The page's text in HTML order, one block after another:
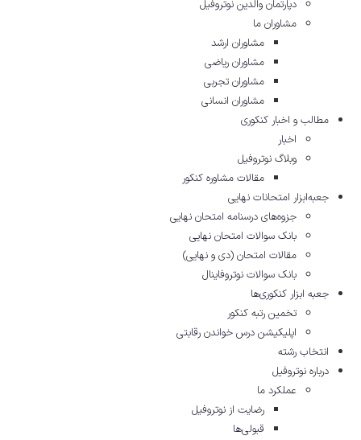
دپارتمان والدین نوتروفیل
مشاوران ما
مشاوران ارشد
مشاوران ریاضی
مشاوران تجربی
مشاوران انسانی
مطالب و اخبار کنکوری
اخبار
وبلاگ نوتروفیل
مقالات مشاوره‌ کنکور
جعبه‌ابزار امتحانات نهایی
جزوه‌های درسنامه امتحان نهایی
بانک سوالات امتحان نهایی
مقالات امتحان (دی و نهایی)
بانک سوالات نوتروفاینال
جعبه ابزار کنکوری‌ها
تخمین رتبه کنکور
اپلیکیشن درس خواندن رقابتی
انتخاب رشته
درباره نوتروفیل
عملکرد ما
رضایت از نوتروفیل
قبولی‌ها